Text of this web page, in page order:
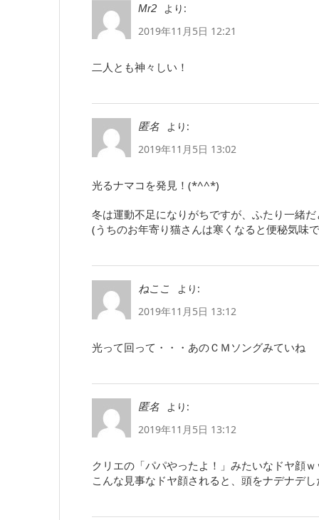
Mr2
より:
2019年11月5日 12:21
二人とも神々しい！
匿名
より:
2019年11月5日 13:02
光るナマコを発見！(*^^*)
冬は運動不足になりがちですが、ふたり一緒
(うちのお年寄り猫さんは寒くなると便秘気味
ねここ
より:
2019年11月5日 13:12
光って回って・・・あのＣＭソングみていね
匿名
より:
2019年11月5日 13:12
クリエの「パパやったよ！」みたいなドヤ顔ｗ
こんな見事なドヤ顔されると、頭をナデナデ